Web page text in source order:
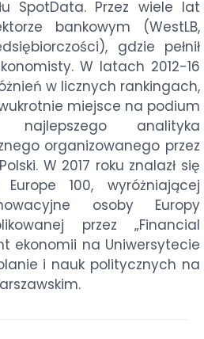
SpotData. Przez wiele lat
bankowym (WestLB,
gdzie pełnił
W latach 2012-16
w licznych rankingach,
miejsce na podium
analityka
organizowanego przez
W 2017 roku znalazł się
100, wyróżniającej
osoby Europy
przez „Financial
ekonomii na Uniwersytecie
i nauk politycznych na